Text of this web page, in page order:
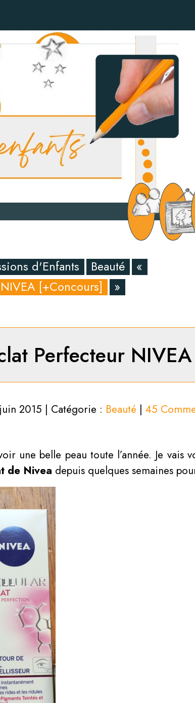
d'Enfants Beauté
«
[+Concours]
»
Perfecteur
2015 | Catégorie : Beauté |45
une belle peau toute l’année. Je
de Nivea depuis quelques semaines